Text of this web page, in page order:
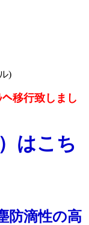
)
移行致しまし
はこち
防滴性の高